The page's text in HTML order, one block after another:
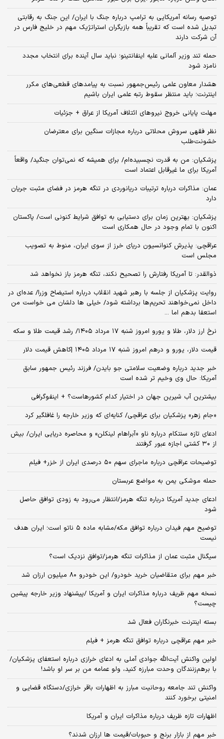
توصیه رسانه آمریکایی به ترامپ درباره جنگ با ایران/ این جنگ به رقابتی
تبدیل شده است که تقریباً همه بازیگران استراتژیک مهم در خلیج فارس در
آن شرکت دارند
حمله تند وزیر آلمانی علیه اینفانتینو؛ نباید سال آینده برای انتخاب مجدد
نامزد شود
هشدار معاون علمی رئیس‌جمهور نسبت به پیامدهای قطعی‌های مکرر
اینترنت؛ باید منتظر سقوط رتبه علمی ایران باشیم
مهلت پایانی خروج نیروهای ائتلاف آمریکا از عراق + جزئیات
نظر فقهی سروش محلاتی درباره مجازات سنگین برای معترضان
خشونت‌طلب
پزشکیان: من به قدرت نچسبیده‌ام/ برای همیشه که نمی‌توان جنگید/ واقعاً
آمریکا برای ما غیرقابل اعتماد است
عمان: مذاکرات درباره ترتیبات دریانوردی در تنگه هرمز در فضای مثبت جریان
دارد
پزشکیان‌: بهترین زمان برای دستیابی به توافق شرایط کنونی است/ پاکستان
اکنون با تمام وجود در حال همکاری است
عراقچی: پذیرش کنوانسیون دریای خرز از سوی ایران، منوط به تصویب
مجلس است
ذوالقدر: تا آمریکا رفتارش را تصحیح نکند، تنگه هرمز باز نخواهد شد
روایت پزشکیان از جلسه با رهبر شهید انقلاب درباره استیضاح وزرا/ عده‌ای در
داخل نمی‌خواهند تحریم‌ها برداشته شود/ خیلی ها دلشان می خواست من
استعفا بدهم اما ...
نرخ ارز دلار، طلا و یورو امروز شنبه ۱۷ مرداد ۱۴۰۵/ رشد قیمت طلا و سکه
قیمت دلار، یورو و درهم امروز شنبه ۱۷ مرداد ۱۴۰۵ |کاهش قیمت دلار
خبر جدید درباره وضعیت سلامتی جو بایدن/ فرزند رئیس جمهور سابق
آمریکا: حال وی وخیم تر شده است
بیشترین آب شیرین جهان در اختیار کدام کشورهاست؟ + اینفوگرافی
«جام زهر» پزشکیان برای عراقچی/ کنایه‌ای که وزیر خارجه را غافلگیر کرد
ادعای تازه سنتکام درباره ناو «آبراهام لینکلن» و محاصره دریایی ایران/ بیش
از ۳۰ کشتی اجازه عبور گرفتند
توضیحات عراقچی درباره ماجرای سهم ۵۰ درصدی ایران از خزر+ فیلم
حمله موشکی یمن به مواضع عربستان
ادعای جدید آمریکا درباره تنگه هرمز/انتظار می‌رود به زودی توافق حاصل
شود
توضیح مهم فیدان درباره توافق مکه/مشابه ماده ۵ ناتو است؛ ایران هدف
نیست
سیگنال‌ مثبت عمان از مذاکرات تنگه هرمز/توافق نزدیک است؟
خبر مهم برای متقاضیان خرید خودرو/ این خودرو ۸۰ میلیون ارزان شد
نسخه‌ مهم ظریف درباره مذاکرات ایران و آمریکا /پیشنهاد وزیر خارجه پیشین
چیست؟
بسته اینترنت خبرنگاران فعال شد
خبر مهم عراقچی درباره توافق تنگه هرمز + فیلم
اولین واکنش آیت‌الله جوادی آملی به ادعای خرازی درباره استعفای پزشکیان/
با برهم‌زنندگان وحدت مبارزه کنید، ولو عمامه من بر سر او باشد!
واکنش تند جامعه روحانیت مبارز به اظهارات باقر خرازی/دستگاه قضایی و
امنیتی برخورد کنند
اظهارات تازه ظریف درباره مذاکرات ایران و آمریکا
خبر مهم از بازار برنج و حبوبات/قیمت ها ارزان شدند؟